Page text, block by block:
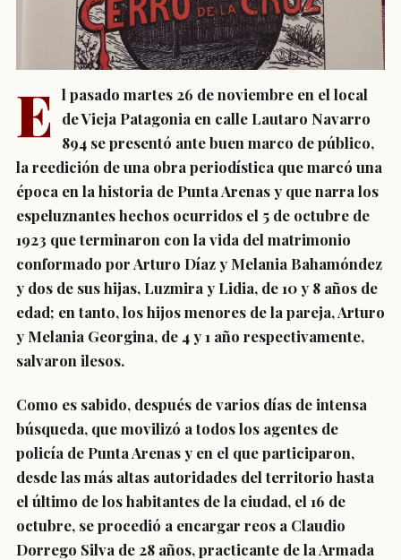
E l pasado martes 26 de noviembre en el local
de Vieja Patagonia en calle Lautaro Navarro
894 se presentó ante buen marco de público,
la reedición de una obra periodística que marcó una
época en la historia de Punta Arenas y que narra los
espeluznantes hechos ocurridos el 5 de octubre de
1923 que terminaron con la vida del matrimonio
conformado por Arturo Díaz y Melania Bahamóndez
y dos de sus hijas, Luzmira y Lidia, de 10 y 8 años de
edad; en tanto, los hijos menores de la pareja, Arturo
y Melania Georgina, de 4 y 1 año respectivamente,
salvaron ilesos.
Como es sabido, después de varios días de intensa
búsqueda, que movilizó a todos los agentes de
policía de Punta Arenas y en el que participaron,
desde las más altas autoridades del territorio hasta
el último de los habitantes de la ciudad, el 16 de
octubre, se procedió a encargar reos a Claudio
Dorrego Silva de 28 años, practicante de la Armada